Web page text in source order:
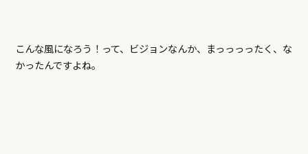
こんな風になろう！って、ビジョンなんか、まっっっったく、な
かったんですよね。